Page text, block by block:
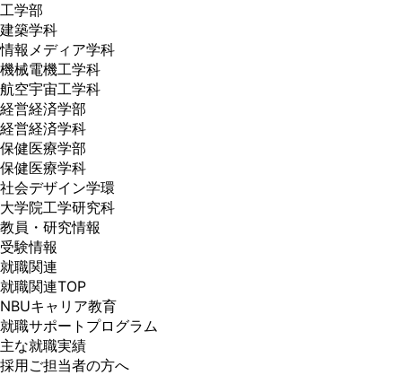
工学部
建築学科
情報メディア学科
機械電機工学科
航空宇宙工学科
経営経済学部
経営経済学科
保健医療学部
保健医療学科
社会デザイン学環
大学院工学研究科
教員・研究情報
受験情報
就職関連
就職関連TOP
NBUキャリア教育
就職サポートプログラム
主な就職実績
採用ご担当者の方へ